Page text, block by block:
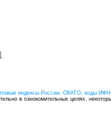
индексы России, ОКАТО, коды
в ознокомительных целях,